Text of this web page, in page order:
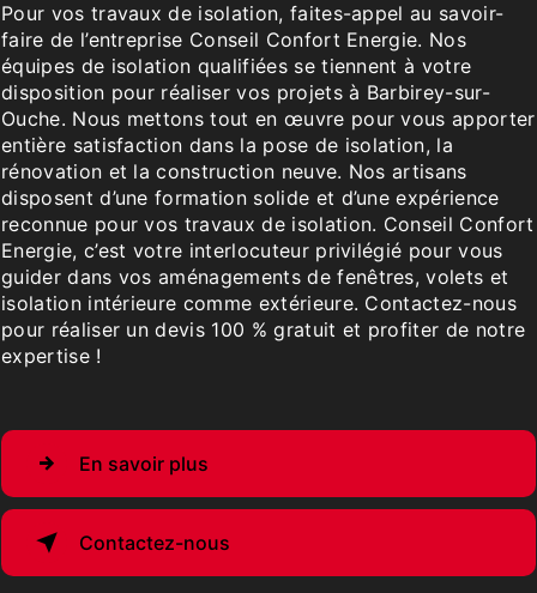
Pour vos travaux de isolation, faites-appel au savoir-
faire de l’entreprise Conseil Confort Energie. Nos
équipes de isolation qualifiées se tiennent à votre
disposition pour réaliser vos projets à Barbirey-sur-
Ouche. Nous mettons tout en œuvre pour vous apporter
entière satisfaction dans la pose de isolation, la
rénovation et la construction neuve. Nos artisans
disposent d’une formation solide et d’une expérience
reconnue pour vos travaux de isolation. Conseil Confort
Energie, c’est votre interlocuteur privilégié pour vous
guider dans vos aménagements de fenêtres, volets et
isolation intérieure comme extérieure. Contactez-nous
pour réaliser un devis 100 % gratuit et profiter de notre
expertise !
En savoir plus
Contactez-nous